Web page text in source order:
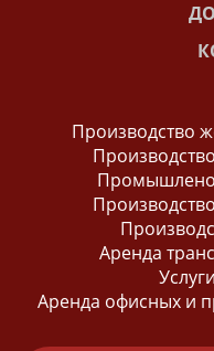
Производство
Аренда
Аренда офисных и